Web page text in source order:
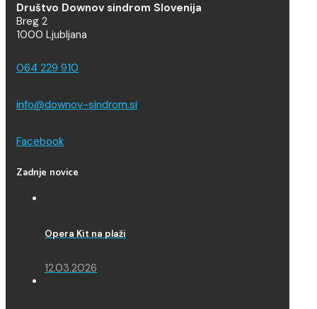
Društvo Downov sindrom Slovenija
Breg 2
1000 Ljubljana
064 229 910
info@downov-sindrom.si
Facebook
Zadnje novice
Opera Kit na plaži
12.03.2026